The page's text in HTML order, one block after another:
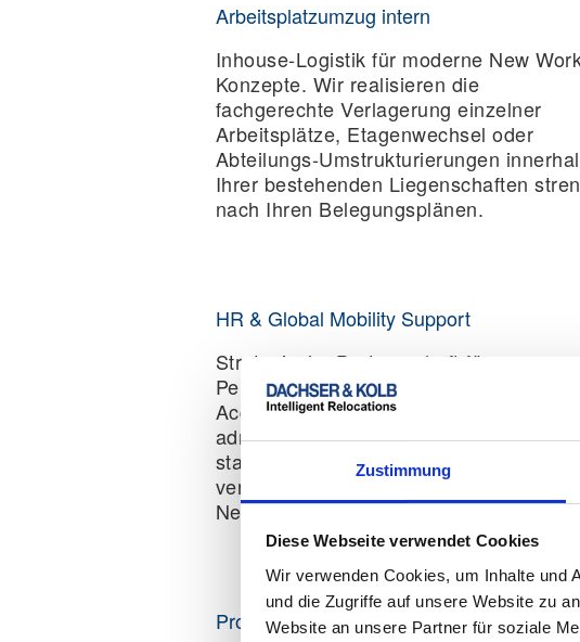
Zustimmung
Diese Webseite verwendet Cookies
Wir verwenden Cookies, um Inhalte und
und die Zugriffe auf unsere Website zu
Website an unsere Partner für soziale
Arbeitsplatzumzug intern
Inhouse-Logistik für moderne New
Konzepte. Wir realisieren die
fachgerechte Verlagerung einzelner
Arbeitsplätze, Etagenwechsel oder
Abteilungs-Umstrukturierungen
Ihrer bestehenden Liegenschaften
nach Ihren Belegungsplänen.
HR & Global Mobility Support
Strategische Partnerschaft für
Personalabteilungen und Talent
Acquisition. Wir bündeln logistische und
administrative Services zu
standardisierten Umzugspaketen für eine
vereinfachte Budgetierung bei
Neueinstellungen und Versetzungen.
Procurement & Ausschreibungssicherheit